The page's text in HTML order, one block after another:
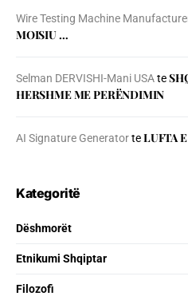
Wire Testing Machine
MOISIU …
Selman DERVISHI-Mani USAte
HERSHME ME PERËNDIMIN
AI Signature GeneratorteLUFTA
Kategoritë
Dëshmorët
Etnikumi Shqiptar
Filozofi